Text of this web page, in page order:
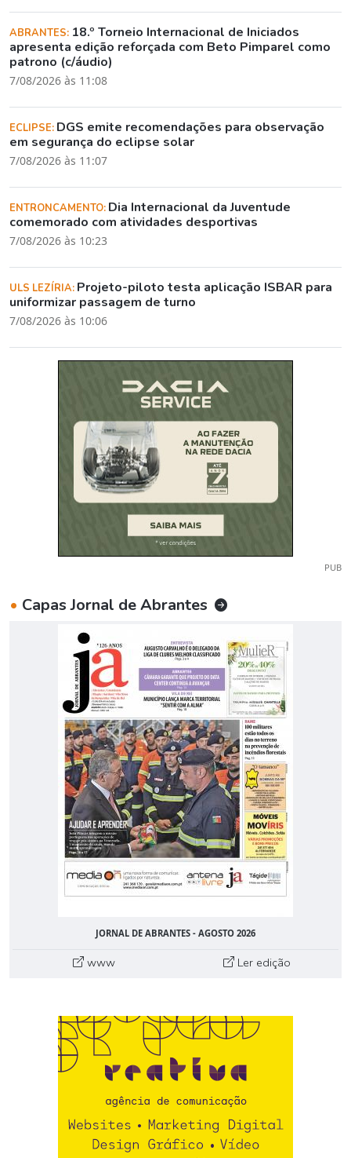
ABRANTES: 18.º Torneio Internacional de Iniciados
apresenta edição reforçada com Beto Pimparel como
patrono (c/áudio)
7/08/2026 às 11:08
ECLIPSE: DGS emite recomendações para observação
em segurança do eclipse solar
7/08/2026 às 11:07
ENTRONCAMENTO: Dia Internacional da Juventude
comemorado com atividades desportivas
7/08/2026 às 10:23
ULS LEZÍRIA: Projeto-piloto testa aplicação ISBAR para
uniformizar passagem de turno
7/08/2026 às 10:06
PUB
• Capas Jornal de Abrantes
JORNAL DE ABRANTES - AGOSTO 2026
www Ler edição